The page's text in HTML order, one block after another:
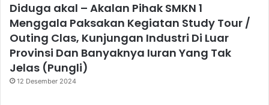
Diduga akal – Akalan Pihak SMKN 1
Menggala Paksakan Kegiatan Study Tour /
Outing Clas, Kunjungan Industri Di Luar
Provinsi Dan Banyaknya Iuran Yang Tak
Jelas (Pungli)
12 Desember 2024